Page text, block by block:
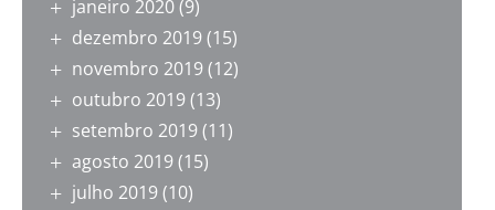
janeiro 2020(9)
dezembro 2019(15)
novembro 2019(12)
outubro 2019(13)
setembro 2019(11)
agosto 2019(15)
julho 2019(10)